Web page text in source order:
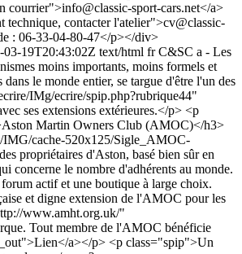
courrier">info@classic-sport-cars.net</a>
technique, contacter l'atelier">cv@classic-
: 06-33-04-80-47</p></div>
03-19T20:43:02Z text/html fr C&SC a - Les
moins importants, moins formels et
le monde entier, se targue d'être l'un des
IMg/ecrire/spip.php?rubrique44"
ses extensions extérieures.</p> <p
Martin Owners Club (AMOC)</h3>
IMG/cache-520x125/Sigle_AMOC-
propriétaires d'Aston, basé bien sûr en
concerne le nombre d'adhérents au monde.
actif et une boutique à large choix.
et digne extension de l'AMOC pour les
www.amht.org.uk/"
Tout membre de l'AMOC bénéficie
a></p> <p class="spip">Un